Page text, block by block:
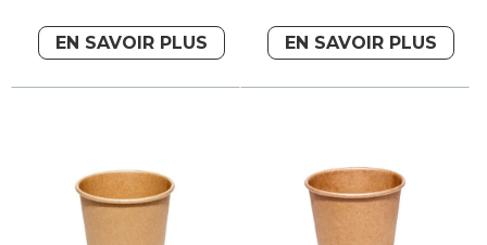
EN SAVOIR PLUS EN SAVOIR PLUS